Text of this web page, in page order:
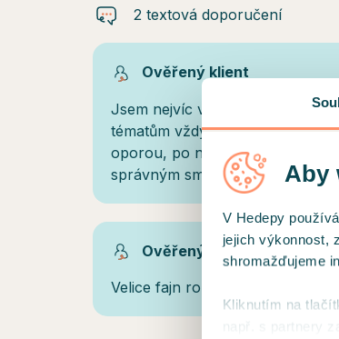
Aby
V Hedepy
jejich výkonnost,
shromažďujeme
Kliknutím na
např. s partnery
2 textová doporučení
Ověřený klient
Jsem nejvíc vděčná za to, že
tématům vždy přistupuje
oporou, po několika letech v
správným směrem. Děkuji a
Ověřený klient
Velice fajn rozhovor nikam me